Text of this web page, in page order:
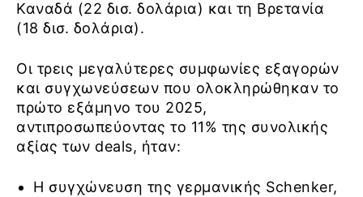
Καναδά (22 δισ. δολάρια) και τη Βρετανία
(18 δισ. δολάρια).
Οι τρεις μεγαλύτερες συμφωνίες εξαγορών
και συγχωνεύσεων που ολοκληρώθηκαν το
πρώτο εξάμηνο του 2025,
αντιπροσωπεύοντας το 11% της συνολικής
αξίας των deals, ήταν:
Η συγχώνευση της γερμανικής Schenker,